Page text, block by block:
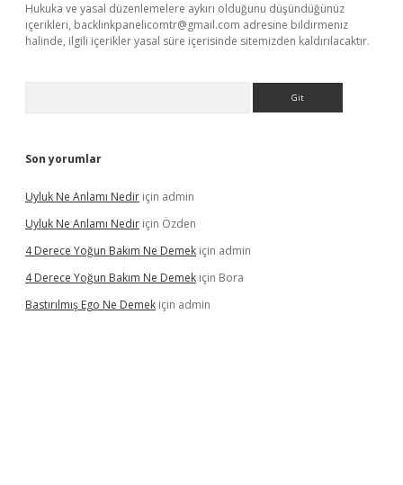
Hukuka ve yasal düzenlemelere aykırı olduğunu düşündüğünüz
içerikleri, backlinkpanelicomtr@gmail.com adresine bildirmeniz
halinde, ilgili içerikler yasal süre içerisinde sitemizden kaldırılacaktır.
Son yorumlar
Uyluk Ne Anlamı Nedir için admin
Uyluk Ne Anlamı Nedir için Özden
4 Derece Yoğun Bakım Ne Demek için admin
4 Derece Yoğun Bakım Ne Demek için Bora
Bastırılmış Ego Ne Demek için admin